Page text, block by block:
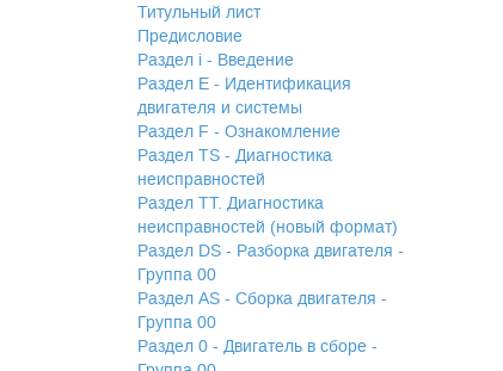
Титульный лист
Предисловие
Раздел i - Введение
Раздел Е - Идентификация
двигателя и системы
Раздел F - Ознакомление
Раздел TS - Диагностика
неисправностей
Раздел TТ. Диагностика
неисправностей (новый формат)
Раздел DS - Разборка двигателя -
Группа 00
Раздел АS - Сборка двигателя -
Группа 00
Раздел 0 - Двигатель в сборе -